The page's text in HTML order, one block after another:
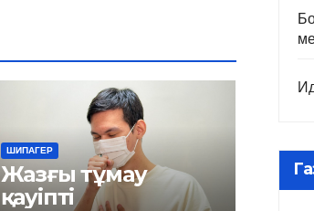
ШИПАГЕР
Жазғы тұмау
қауіпті